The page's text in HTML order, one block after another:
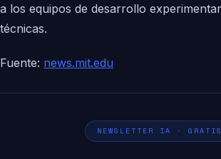
a los equipos de desarrollo
técnicas.
Fuente: news.mit.edu
NEWSLETTER IA · GRATIS